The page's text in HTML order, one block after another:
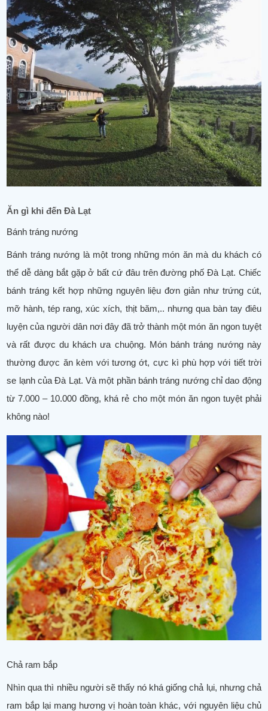
Ăn gì khi đến Đà Lạt
Bánh tráng nướng
Bánh tráng nướng là một trong những món ăn mà du khách có
thể dễ dàng bắt gặp ở bất cứ đâu trên đường phố Đà Lạt. Chiếc
bánh tráng kết hợp những nguyên liệu đơn giản như trứng cút,
mỡ hành, tép rang, xúc xích, thịt băm,.. nhưng qua bàn tay điêu
luyện của người dân nơi đây đã trở thành một món ăn ngon tuyệt
và rất được du khách ưa chuộng. Món bánh tráng nướng này
thường được ăn kèm với tương ớt, cực kì phù hợp với tiết trời
se lạnh của Đà Lạt. Và một phần bánh tráng nướng chỉ dao động
từ 7.000 – 10.000 đồng, khá rẻ cho một món ăn ngon tuyệt phải
không nào!
Chả ram bắp
Nhìn qua thì nhiều người sẽ thấy nó khá giống chả lụi, nhưng chả
ram bắp lại mang hương vị hoàn toàn khác, với nguyên liệu chủ